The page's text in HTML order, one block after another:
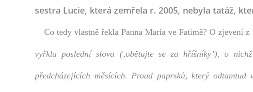
sestra Lucie, která zemřela r. 2005, nebyla tatáž,
Co tedy vlastně řekla Panna Maria ve Fatimě? O zjevení
vyřkla poslední slova (‚obětujte se za hříšníky’), o
předcházejících měsících. Proud paprsků, který